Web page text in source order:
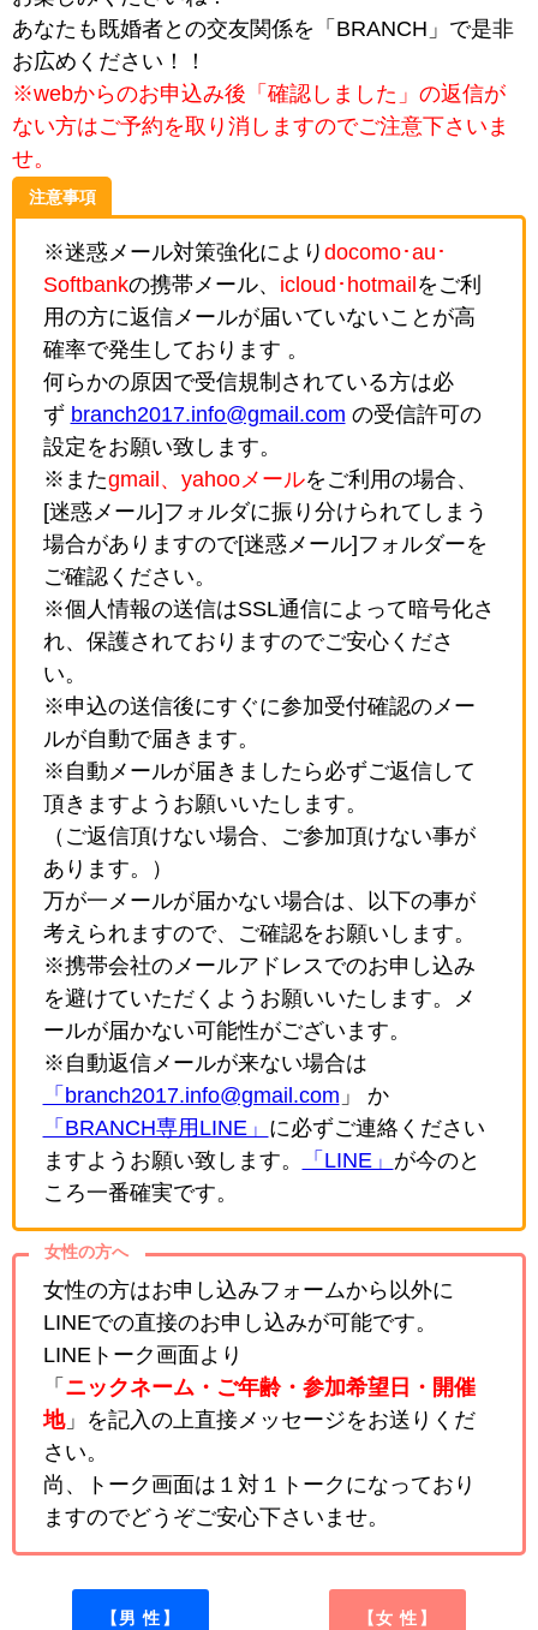
あなたも既婚者との交友関係を「BRANCH」で是非
お広めください！！
※webからのお申込み後「確認しました」の返信が
ない方はご予約を取り消しますのでご注意下さいま
せ。
注意事項
※迷惑メール対策強化により docomo･au･
Softbankの携帯メール、 icloud･hotmail をご利
用の方に返信メールが届いていないことが高
確率で発生しております 。
何らかの原因で受信規制されている方は必
ず branch2017.info@gmail.com の受信許可の
設定をお願い致します。
※またgmail、yahooメールをご利用の場合、
[迷惑メール]フォルダに振り分けられてしまう
場合がありますので[迷惑メール]フォルダーを
ご確認ください。
※個人情報の送信はSSL通信によって暗号化さ
れ、保護されておりますのでご安心くださ
い。
※申込の送信後にすぐに参加受付確認のメー
ルが自動で届きます。
※自動メールが届きましたら必ずご返信して
頂きますようお願いいたします。
（ご返信頂けない場合、ご参加頂けない事が
あります。）
万が一メールが届かない場合は、以下の事が
考えられますので、ご確認をお願いします。
※携帯会社のメールアドレスでのお申し込み
を避けていただくようお願いいたします。メ
ールが届かない可能性がございます。
※自動返信メールが来ない場合は
「branch2017.info@gmail.com 」 か
「BRANCH専用LINE」 に必ずご連絡ください
ますようお願い致します。
「LINE」 が今のと
ころ一番確実です。
女性の方へ
女性の方はお申し込みフォームから以外に
LINEでの直接のお申し込みが可能です。
LINEトーク画面より
「 ニックネーム・ご年齢・参加希望日・開催
地」を記入の上直接メッセージをお送りくだ
さい。
尚、トーク画面は１対１トークになっており
ますのでどうぞご安心下さいませ。
【男 性】
【女 性】